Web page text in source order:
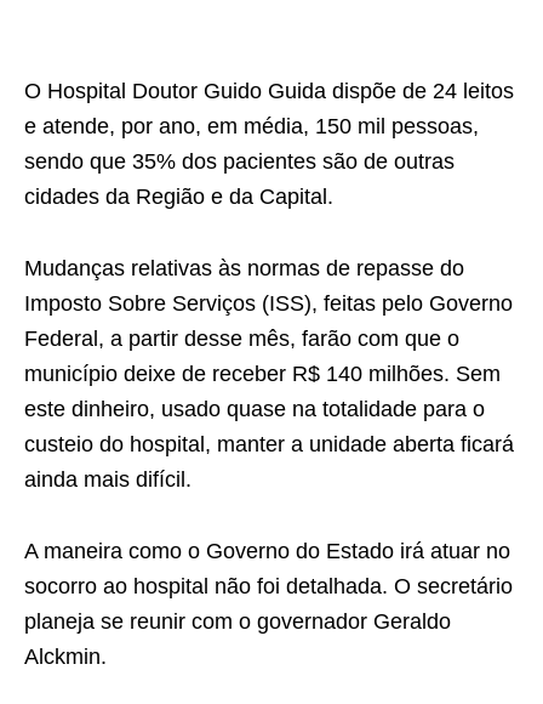
O Hospital Doutor Guido Guida dispõe de 24 leitos
e atende, por ano, em média, 150 mil pessoas,
sendo que 35% dos pacientes são de outras
cidades da Região e da Capital.
Mudanças relativas às normas de repasse do
Imposto Sobre Serviços (ISS), feitas pelo Governo
Federal, a partir desse mês, farão com que o
município deixe de receber R$ 140 milhões. Sem
este dinheiro, usado quase na totalidade para o
custeio do hospital, manter a unidade aberta ficará
ainda mais difícil.
A maneira como o Governo do Estado irá atuar no
socorro ao hospital não foi detalhada. O secretário
planeja se reunir com o governador Geraldo
Alckmin.